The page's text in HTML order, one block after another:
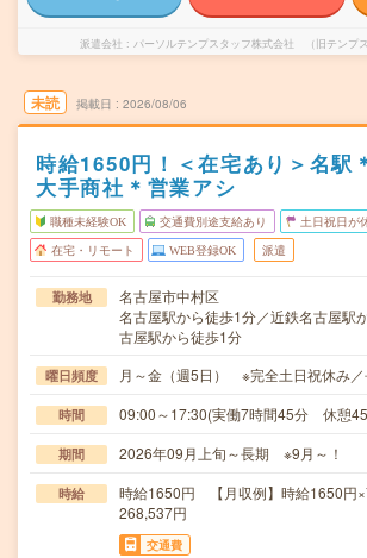
派遣会社 パーソルテンプスタッフ株式会社 （旧テンプス
未読 掲載日 2026/08/06
時給1650円！＜在宅あり＞名駅
大手商社＊営業アシ
職種未経験OK 交通費別途支給あり 土日祝日が
在宅・リモート WEB登録OK 派遣
勤務地
名古屋市中村区
名古屋駅から徒歩1分／近鉄名古屋駅
古屋駅から徒歩1分
曜日頻度 月～金（週5日） ※完全土日祝休み／
時間 09:00～17:30(実働7時間45分 休憩
期間 2026年09月上旬～長期 ※9月～！
時給
時給1650円 【月収例】時給1650円
268,537円
交通費